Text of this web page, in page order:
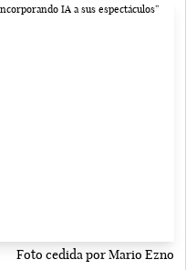
Foto cedida por Mario Ezno